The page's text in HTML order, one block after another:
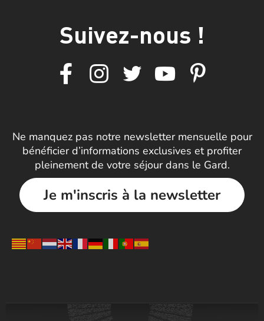
Suivez-nous !
Ne manquez pas notre newsletter mensuelle pour
bénéficier d’informations exclusives et profiter
pleinement de votre séjour dans le Gard.
Je m'inscris à la newsletter